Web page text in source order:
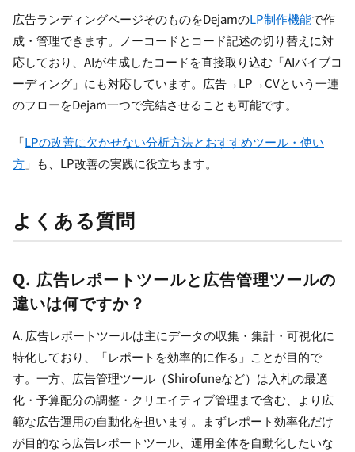
広告ランディングページそのものをDejamのLP制作機能で作
成・管理できます。ノーコードとコード記述の切り替えに対
応しており、AIが生成したコードを直接取り込む「AIバイブコ
ーディング」にも対応しています。広告→LP→CVという一連
のフローをDejam一つで完結させることも可能です。
「LPの改善に欠かせない分析方法とおすすめツール・使い
方 」も、LP改善の実践に役立ちます。
よくある質問
Q. 広告レポートツールと広告管理ツールの
違いは何ですか？
A. 広告レポートツールは主にデータの収集・集計・可視化に
特化しており、「レポートを効率的に作る」ことが目的で
す。一方、広告管理ツール（Shirofuneなど）は入札の最適
化・予算配分の調整・クリエイティブ管理まで含む、より広
範な広告運用の自動化を担います。まずレポート効率化だけ
が目的なら広告レポートツール、運用全体を自動化したいな